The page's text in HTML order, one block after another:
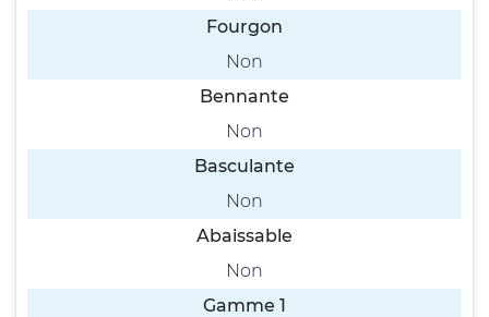
Fourgon
Non
Bennante
Non
Basculante
Non
Abaissable
Non
Gamme 1